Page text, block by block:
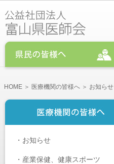
HOME ＞ 医療機関の皆様へ ＞ お知らせ
・ お知らせ
・ 産業保健、健康スポーツ